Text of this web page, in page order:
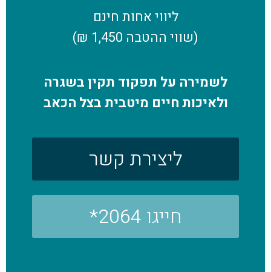
ליווי אחות חינם
(שווי ההטבה 1,450 ₪)
לשמירה על תפקוד תקין בשגרה
ולאיכות חיים מיטבית בצל הכאב
ליצירת קשר
חייגו 2064*